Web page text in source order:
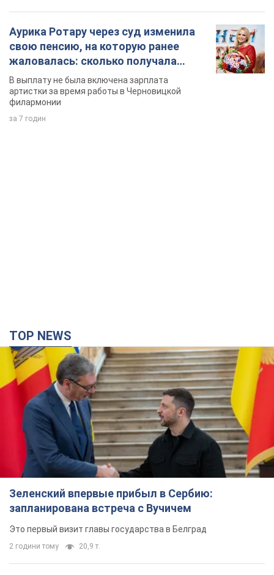
Аурика Ротару через суд изменила
свою пенсию, на которую ранее
жаловалась: сколько получала
певица
В выплату не была включена зарплата
артистки за время работы в Черновицкой
филармонии
за 7 годин
TOP NEWS
Зеленский впервые прибыл в Сербию:
запланирована встреча с Вучичем
Это первый визит главы государства в Белград
2 години тому 20,9 т.